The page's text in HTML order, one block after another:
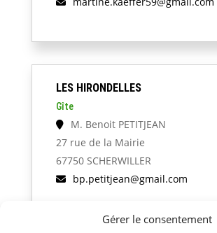
Gérer le consentement
LES HIRONDELLES
Gîte
M. Benoit PETITJEAN
27 rue de la Mairie
67750 SCHERWILLER
bp.petitjean@gmail.com